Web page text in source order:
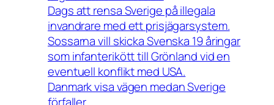
Dags att rensa Sverige på illegala
invandrare med ett prisjägarsystem.
Sossarna vill skicka Svenska 19 åringar
som infanterikött till Grönland vid en
eventuell konflikt med USA.
Danmark visa vägen medan Sverige